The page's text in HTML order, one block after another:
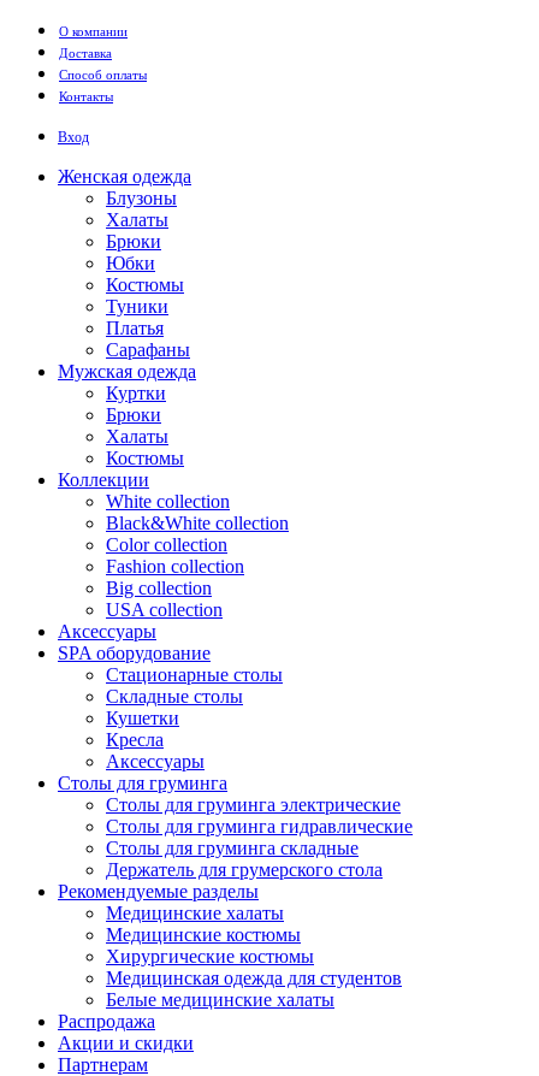
Перейти к основному содержанию
О компании
Доставка
Способ оплаты
Контакты
Вход
Женская одежда
Блузоны
Халаты
Брюки
Юбки
Костюмы
Туники
Платья
Сарафаны
Мужская одежда
Куртки
Брюки
Халаты
Костюмы
Коллекции
White collection
Black&White collection
Color collection
Fashion collection
Big collection
USA collection
Аксессуары
SPA оборудование
Стационарные столы
Складные столы
Кушетки
Кресла
Аксессуары
Столы для груминга
Столы для груминга электрические
Столы для груминга гидравлические
Столы для груминга складные
Держатель для грумерского стола
Рекомендуемые разделы
Медицинские халаты
Медицинские костюмы
Хирургические костюмы
Медицинская одежда для студентов
Белые медицинские халаты
Распродажа
Акции и скидки
Партнерам